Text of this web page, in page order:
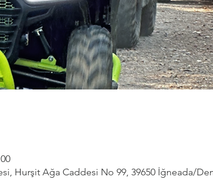
Hurşit Ağa Caddesi No 99, 39650 İğneada/